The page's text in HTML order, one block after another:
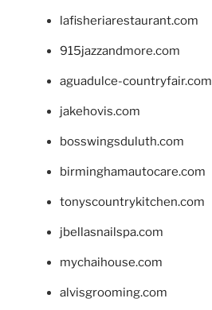
lafisheriarestaurant.com
915jazzandmore.com
aguadulce-countryfair.com
jakehovis.com
bosswingsduluth.com
birminghamautocare.com
tonyscountrykitchen.com
jbellasnailspa.com
mychaihouse.com
alvisgrooming.com